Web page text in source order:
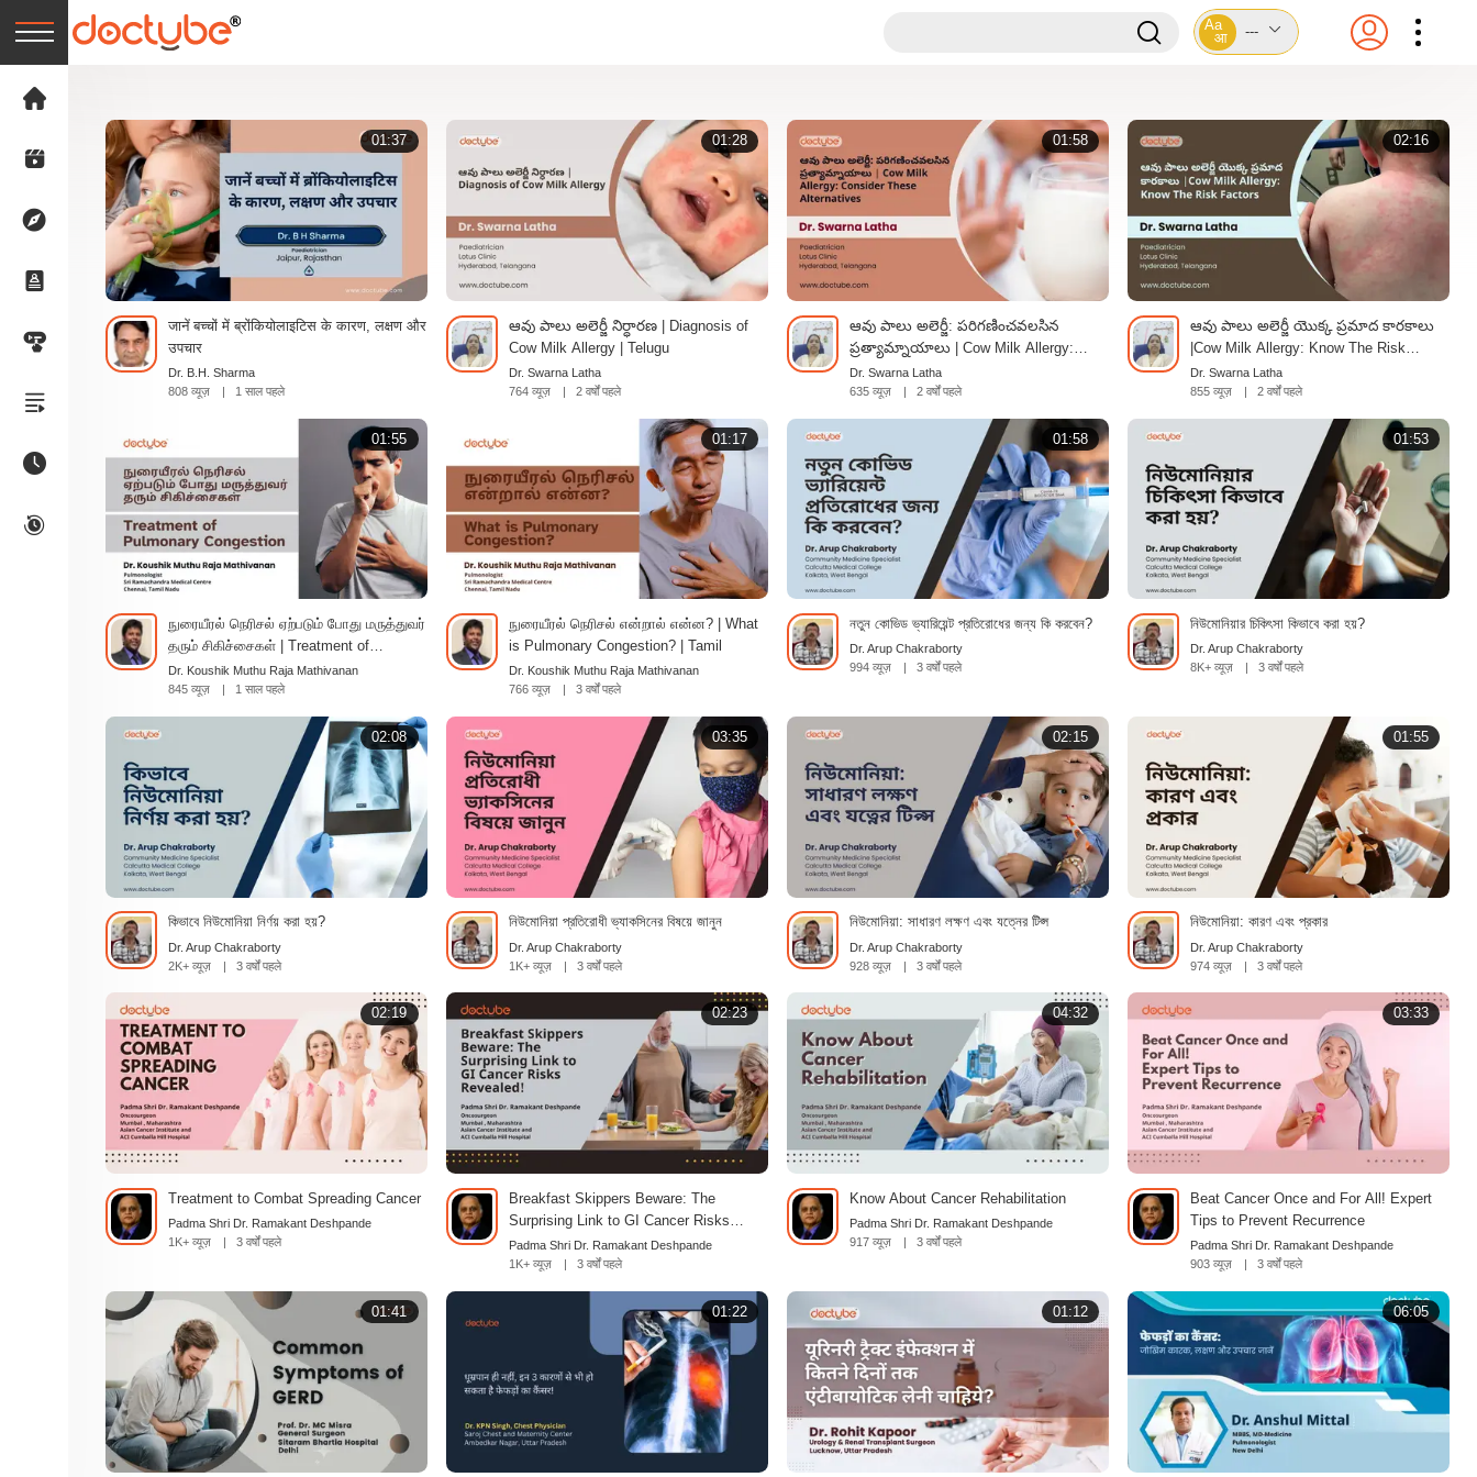
Aa
आ
---
01:37
जानें बच्चों में ब्रोंकियोलाइटिस के कारण, लक्षण और
उपचार
Dr. B.H. Sharma
808 व्यूज़
| 1 साल पहले
01:28
ఆవు పాలు అలెర్జీ నిర్ధారణ | Diagnosis of
Cow Milk Allergy | Telugu
Dr. Swarna Latha
764 व्यूज़
| 2 वर्षों पहले
01:58
ఆవు పాలు అలెర్జీ: పరిగణించవలసిన
ప్రత్యామ్నాయాలు | Cow Milk Allergy:
Consider These Alternatives | Telugu
Dr. Swarna Latha
635 व्यूज़
| 2 वर्षों पहले
02:16
ఆవు పాలు అలెర్జీ యొక్క ప్రమాద కారకాలు
|Cow Milk Allergy: Know The Risk
Factors |Telugu
Dr. Swarna Latha
855 व्यूज़
| 2 वर्षों पहले
01:55
நுரையீரல் நெரிசல் ஏற்படும் போது மருத்துவர்
தரும் சிகிச்சைகள் | Treatment of
Pulmonary Congestion | Tamil
Dr. Koushik Muthu Raja Mathivanan
845 व्यूज़
| 1 साल पहले
01:17
நுரையீரல் நெரிசல் என்றால் என்ன? | What
is Pulmonary Congestion? | Tamil
Dr. Koushik Muthu Raja Mathivanan
766 व्यूज़
| 3 वर्षों पहले
01:58
নতুন কোভিড ভ্যারিয়েন্ট প্রতিরোধের জন্য কি করবেন?
Dr. Arup Chakraborty
994 व्यूज़
| 3 वर्षों पहले
01:53
নিউমোনিয়ার চিকিৎসা কিভাবে করা হয়?
Dr. Arup Chakraborty
8K+ व्यूज़
| 3 वर्षों पहले
02:08
কিভাবে নিউমোনিয়া নির্ণয় করা হয়?
Dr. Arup Chakraborty
2K+ व्यूज़
| 3 वर्षों पहले
03:35
নিউমোনিয়া প্রতিরোধী ভ্যাকসিনের বিষয়ে জানুন
Dr. Arup Chakraborty
1K+ व्यूज़
| 3 वर्षों पहले
02:15
নিউমোনিয়া: সাধারণ লক্ষণ এবং যত্নের টিপ্স
Dr. Arup Chakraborty
928 व्यूज़
| 3 वर्षों पहले
01:55
নিউমোনিয়া: কারণ এবং প্রকার
Dr. Arup Chakraborty
974 व्यूज़
| 3 वर्षों पहले
02:19
Treatment to Combat Spreading Cancer
Padma Shri Dr. Ramakant Deshpande
1K+ व्यूज़
| 3 वर्षों पहले
02:23
Breakfast Skippers Beware: The
Surprising Link to GI Cancer Risks
Revealed!
Padma Shri Dr. Ramakant Deshpande
1K+ व्यूज़
| 3 वर्षों पहले
04:32
Know About Cancer Rehabilitation
Padma Shri Dr. Ramakant Deshpande
917 व्यूज़
| 3 वर्षों पहले
03:33
Beat Cancer Once and For All! Expert
Tips to Prevent Recurrence
Padma Shri Dr. Ramakant Deshpande
903 व्यूज़
| 3 वर्षों पहले
01:41 01:22 01:12 06:05